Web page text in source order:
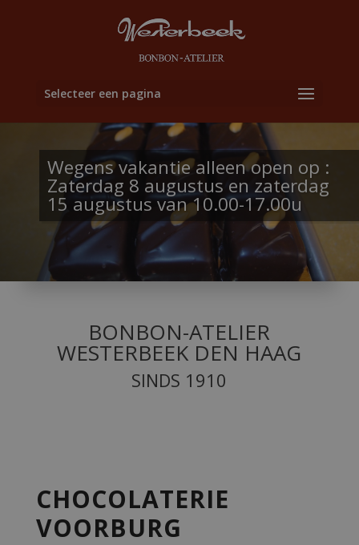
Selecteer een pagina
Wegens vakantie alleen open op :
Zaterdag 8 augustus en zaterdag
15 augustus van 10.00-17.00u
BONBON-ATELIER
WESTERBEEK DEN HAAG
SINDS 1910
CHOCOLATERIE
VOORBURG